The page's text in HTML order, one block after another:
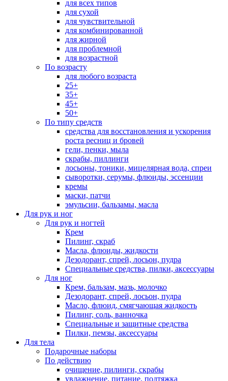
для всех типов
для сухой
для чувствительной
для комбинированной
для жирной
для проблемной
для возрастной
По возрасту
для любого возраста
25+
35+
45+
50+
По типу средств
средства для восстановления и ускорения
роста ресниц и бровей
гели, пенки, мыла
скрабы, пиллинги
лосьоны, тоники, мицелярная вода, спреи
сыворотки, серумы, флюиды, эссенции
кремы
маски, патчи
эмульсии, бальзамы, масла
Для рук и ног
Для рук и ногтей
Крем
Пилинг, скраб
Масла, флюиды, жидкости
Дезодорант, спрей, лосьон, пудра
Специальные средства, пилки, аксессуары
Для ног
Крем, бальзам, мазь, молочко
Дезодорант, спрей, лосьон, пудра
Масло, флюид, смягчающая жидкость
Пилинг, соль, ванночка
Специальные и защитные средства
Пилки, пемзы, аксессуары
Для тела
Подарочные наборы
По действию
очищение, пилинги, скрабы
увлажнение, питание, подтяжка